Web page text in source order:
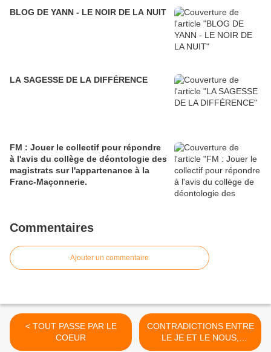
BLOG DE YANN - LE NOIR DE LA NUIT
LA SAGESSE DE LA DIFFÉRENCE
FM : Jouer le collectif pour répondre
à l'avis du collège de déontologie des
magistrats sur l'appartenance à la
Franc-Maçonnerie.
Commentaires
Ajouter un commentaire
< TOUT PASSE PAR LE
COEUR
CONTRADICTIONS ENTRE
LE JE ET LE NOUS,
RÉFLEXION SUR LA VIE